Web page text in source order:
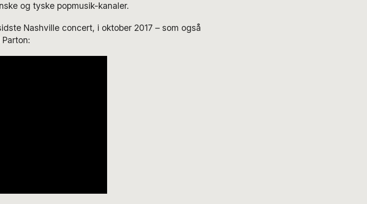
og tyske popmusik-kanaler.
Nashville concert, i oktober 2017 – som også